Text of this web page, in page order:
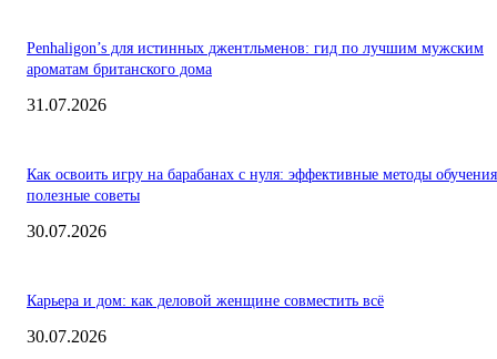
Penhaligon’s для истинных джентльменов: гид по лучшим мужским
ароматам британского дома
31.07.2026
Как освоить игру на барабанах с нуля: эффективные методы
полезные советы
30.07.2026
Карьера и дом: как деловой женщине совместить всё
30.07.2026